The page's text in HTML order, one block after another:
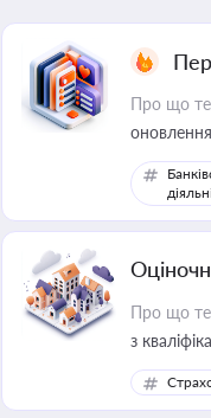
Про що
Про що
з
медійних